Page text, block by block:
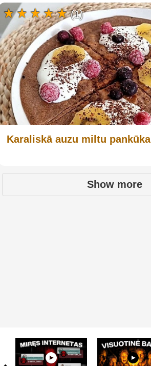
Karaliskā auzu miltu pankūka
(1)
Show more